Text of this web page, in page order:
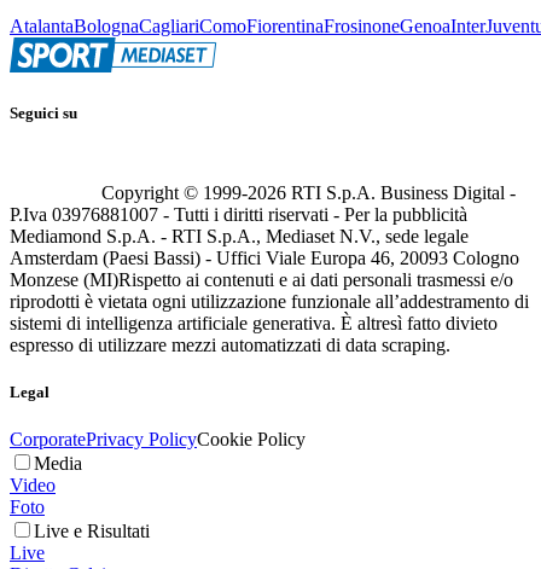
AtalantaBolognaCagliariComoFiorentinaFrosinoneGenoaInter
Seguici su
Copyright © 1999-2026 RTI S.p.A. Business Digital -
P.Iva 03976881007 - Tutti i diritti riservati - Per la pubblicità
Mediamond S.p.A. - RTI S.p.A., Mediaset N.V., sede legale
Amsterdam (Paesi Bassi) - Uffici Viale Europa 46, 20093 Cologno
Monzese (MI)Rispetto ai contenuti e ai dati personali trasmessi e/o
riprodotti è vietata ogni utilizzazione funzionale all’addestramento di
sistemi di intelligenza artificiale generativa. È altresì fatto divieto
espresso di utilizzare mezzi automatizzati di data scraping.
Legal
CorporatePrivacy PolicyCookie Policy
Media
Video
Foto
Live e Risultati
Live